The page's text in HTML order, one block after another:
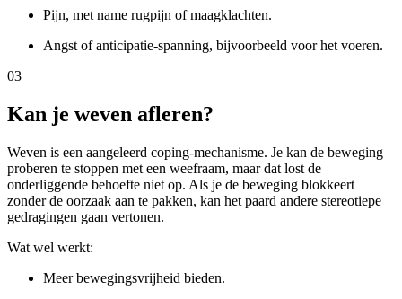
Pijn, met name rugpijn of maagklachten.
Angst of anticipatie-spanning, bijvoorbeeld voor het voeren.
03
Kan je weven afleren?
Weven is een aangeleerd coping-mechanisme. Je kan de beweging
proberen te stoppen met een weefraam, maar dat lost de
onderliggende behoefte niet op. Als je de beweging blokkeert
zonder de oorzaak aan te pakken, kan het paard andere stereotiepe
gedragingen gaan vertonen.
Wat wel werkt:
Meer bewegingsvrijheid bieden.